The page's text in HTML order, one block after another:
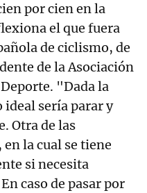
por cien en la
el que fuera
de ciclismo, de
de la Asociación
"Dada la
ideal sería parar y
Otra de las
la cual se tiene
si necesita
caso de pasar por